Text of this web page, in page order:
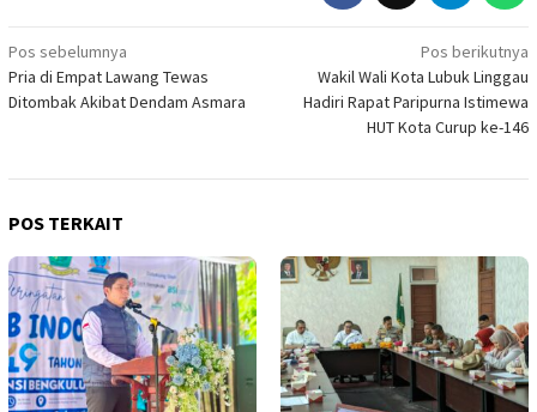
Navigasi
pos
Pos sebelumnya
Pria di Empat Lawang Tewas
Ditombak Akibat Dendam Asmara
Pos berikutnya
Wakil Wali Kota Lubuk Linggau
Hadiri Rapat Paripurna Istimewa
HUT Kota Curup ke-146
POS TERKAIT